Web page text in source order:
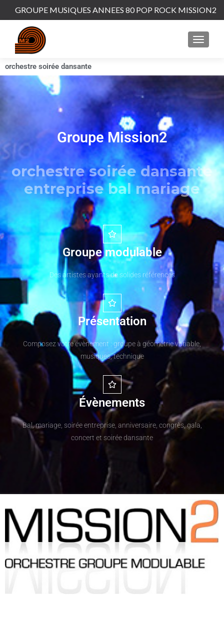
GROUPE MUSIQUES ANNEES 80 POP ROCK MISSION2
orchestre soirée dansante
Groupe Mission2
orchestre soirée dansante
entreprise bal mariage
Groupe modulable
Des artistes ayants de solides références
Présentation
Composez votre évènement : groupe à géométrie variable,
musiques, technique
Évènements
Bal, mariage, soirée entreprise, anniversaire, congrès, gala,
concert et soirée dansante